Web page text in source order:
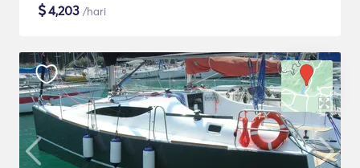
$4,203 /hari